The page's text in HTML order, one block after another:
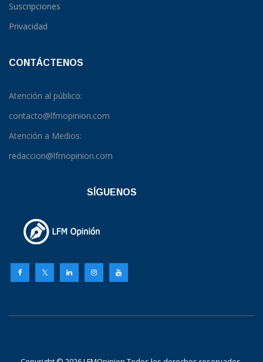
Suscripciones
Privacidad
CONTÁCTENOS
Atención al público:
contacto@lfmopinion.com
Atención a Medios:
redaccion@lfmopinion.com
SÍGUENOS